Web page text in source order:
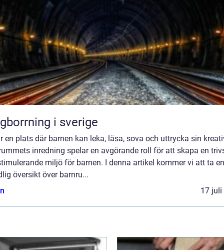
i sverige
en plats där barnen kan leka, läsa, sova och uttrycka sin
inredning spelar en avgörande roll för att skapa en
miljö för barnen. I denna artikel kommer vi att ta en
översikt över barnru...
17 juli